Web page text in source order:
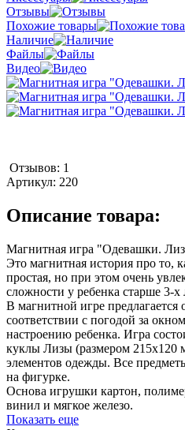
Отзывы
Похожие товары
Наличие
Файлы
Видео
Отзывов: 1
Артикул: 220
Описание товара:
Магнитная игра "Одевашки.
Это магнитная история про то,
простая, но при этом очень
сложности у ребенка старше 3-х
В магнитной игре предлагается
соответствии с погодой за
настроению ребенка. Игра
куклы Лизы (размером 215х120
элементов одежды. Все
на фигурке.
Основа игрушки картон,
винил и мягкое железо.
Показать еще